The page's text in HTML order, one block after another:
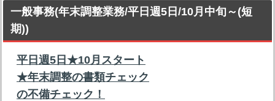
一般事務(年末調整業務/平日週5日/10月中旬～(短
期))
平日週5日★10月スタート
★年末調整の書類チェック
の不備チェック！